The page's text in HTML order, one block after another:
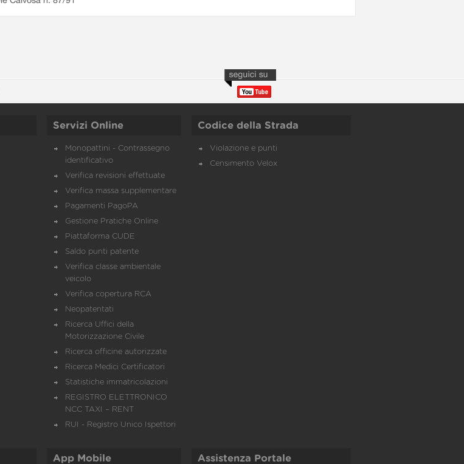
Servizi Online
Monopattini - Contrassegno
identificativo
Verifica revisioni effettuate
Verifica massa supplementare
Pagamenti PagoPA
Gestione Pratiche Online
Piattaforma CUDE
Saldo punti patente
Verifica classe ambientale
veicolo
Verifica copertura RCA
Neopatentati
Ricerca Uffici della
Motorizzazione Civile
Ricerca officine autorizzate
Ricerca Medici Certificatori
Statistiche immatricolazioni
REGISTRO ELETTRONICO
NCC TAXI – RENT
RUI - Registro Unico Ispettori
Codice della Strada
Violazione e punti
Censimento Velox
App Mobile Assistenza Portale